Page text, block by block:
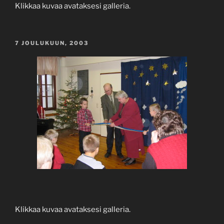
Klikkaa kuvaa avataksesi galleria.
JULKAISTU
7 JOULUKUUN, 2003
Klikkaa kuvaa avataksesi galleria.